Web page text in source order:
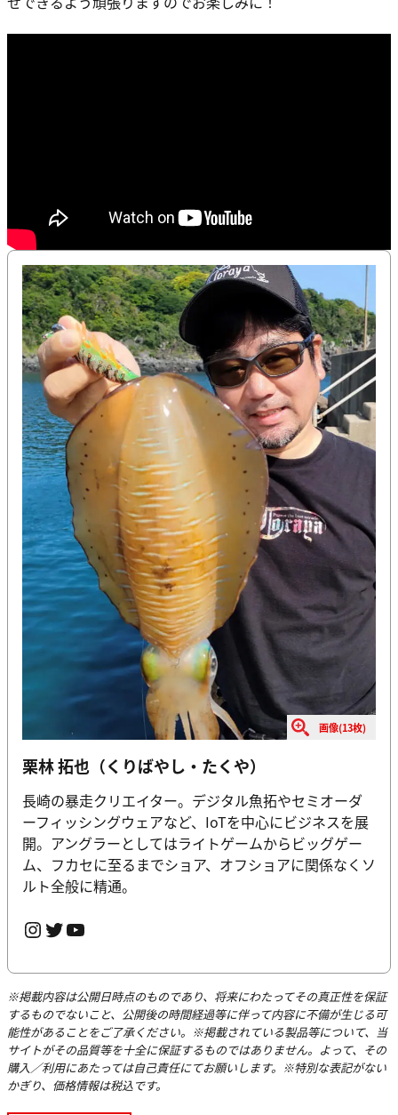
画像(13枚)
栗林 拓也（くりばやし・たくや）
長崎の暴走クリエイター。デジタル魚拓やセミオーダ
ーフィッシングウェアなど、IoTを中心にビジネスを展
開。アングラーとしてはライトゲームからビッグゲー
ム、フカセに至るまでショア、オフショアに関係なくソ
ルト全般に精通。
InstagramTwitter YouTube
※掲載内容は公開日時点のものであり、将来にわたってその真正性を保証
するものでないこと、公開後の時間経過等に伴って内容に不備が生じる可
能性があることをご了承ください。※掲載されている製品等について、当
サイトがその品質等を十全に保証するものではありません。よって、その
購入／利用にあたっては自己責任にてお願いします。※特別な表記がない
かぎり、価格情報は税込です。